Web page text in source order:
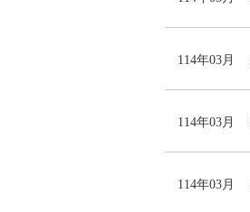
114年03月
114年03月
114年03月